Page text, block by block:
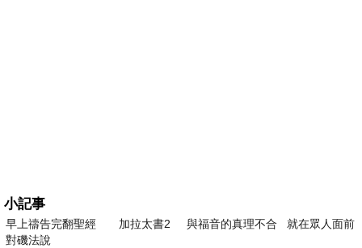
小記事
早上禱告完翻聖經 加拉太書2 與福音的真理不合 就在眾人面前
對磯法說